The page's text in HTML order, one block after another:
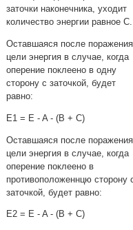
заточки наконечника, уходит
количество энергии равное C.
Оставшаяся после поражения
цели энергия в случае, когда
оперение поклеено в одну
сторону с заточкой, будет
равно:
E1 = E - A - (B + C)
Оставшаяся после поражения
цели энергия в случае, когда
оперение поклеено в
противоположеннцю сторону
заточкой, будет равно:
E2 = E - A - (B + C)